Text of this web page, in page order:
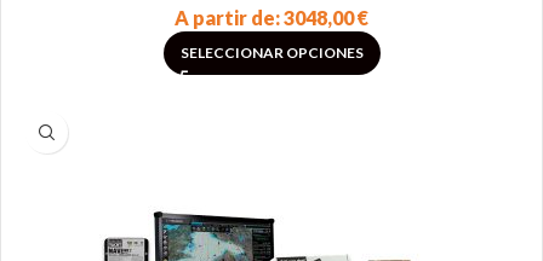
A partir de:3048,00€
SELECCIONAR OPCIONES